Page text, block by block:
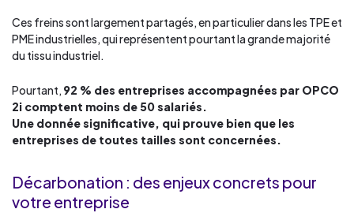
Ces freins sont largement partagés, en particulier dans les TPE et
PME industrielles, qui représentent pourtant la grande majorité
du tissu industriel.
Pourtant, 92 % des entreprises accompagnées par OPCO
2i comptent moins de 50 salariés.
Une donnée significative, qui prouve bien que les
entreprises de toutes tailles sont concernées.
Décarbonation : des enjeux concrets pour
votre entreprise